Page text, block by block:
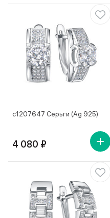
с1207647 Серьги (Ag 925)
4 080 ₽